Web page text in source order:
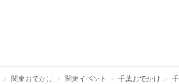
関東おでかけ 関東イベント 千葉おでかけ